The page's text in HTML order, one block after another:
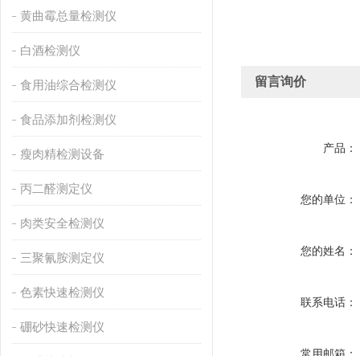
黄曲霉总量检测仪
白酒检测仪
食用油综合检测仪
食品添加剂检测仪
瘦肉精检测设备
丙二醛测定仪
肉类安全检测仪
三聚氰胺测定仪
色素快速检测仪
硼砂快速检测仪
留言询价
产品：
您的单位：
您的姓名：
联系电话：